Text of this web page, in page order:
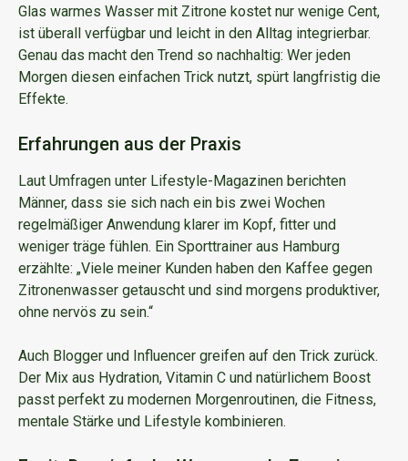
Glas warmes Wasser mit Zitrone kostet nur wenige Cent,
ist überall verfügbar und leicht in den Alltag integrierbar.
Genau das macht den Trend so nachhaltig: Wer jeden
Morgen diesen einfachen Trick nutzt, spürt langfristig die
Effekte.
Erfahrungen aus der Praxis
Laut Umfragen unter Lifestyle-Magazinen berichten
Männer, dass sie sich nach ein bis zwei Wochen
regelmäßiger Anwendung klarer im Kopf, fitter und
weniger träge fühlen. Ein Sporttrainer aus Hamburg
erzählte: „Viele meiner Kunden haben den Kaffee gegen
Zitronenwasser getauscht und sind morgens produktiver,
ohne nervös zu sein.“
Auch Blogger und Influencer greifen auf den Trick zurück.
Der Mix aus Hydration, Vitamin C und natürlichem Boost
passt perfekt zu modernen Morgenroutinen, die Fitness,
mentale Stärke und Lifestyle kombinieren.